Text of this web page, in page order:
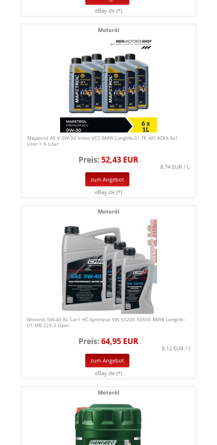
eBay.de (*)
Motoröl
Mapetrol A5 V 0W-30 Volvo VCC BMW Longlife-01 FE API ACEA 6x1
Liter = 6 Liter
Preis:52,43 EUR
8.74 EUR / L
zum Angebot
eBay.de (*)
Motoröl
Motoröl 5W-40 8L Car1 HC-Synthese VW 50200 50500 BMW Longlife-
01 MB 229.3 Opel
Preis:64,95 EUR
8.12 EUR / l
zum Angebot
eBay.de (*)
Motoröl